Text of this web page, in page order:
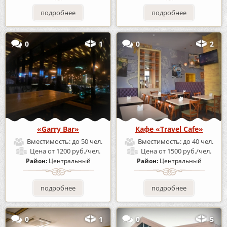
подробнее подробнее
0 1
«Garry Bar»
Вместимость:до 50 чел.
Ценаот 1200 руб./чел.
Район: Центральный
подробнее
0 2
Кафе «Travel Cafe»
Вместимость:до 40 чел.
Ценаот 1500 руб./чел.
Район: Центральный
подробнее
0 1 0 5